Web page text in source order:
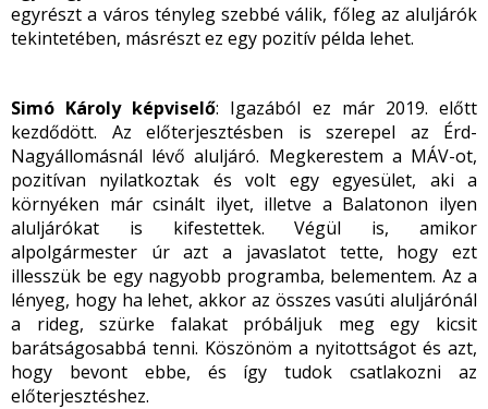
egyrészt a város tényleg szebbé válik, főleg az aluljárók
tekintetében, másrészt ez egy pozitív példa lehet.
Simó Károly képviselő: Igazából ez már 2019. előtt
kezdődött. Az előterjesztésben is szerepel az Érd-
Nagyállomásnál lévő aluljáró. Megkerestem a MÁV-ot,
pozitívan nyilatkoztak és volt egy egyesület, aki a
környéken már csinált ilyet, illetve a Balatonon ilyen
aluljárókat is kifestettek. Végül is, amikor
alpolgármester úr azt a javaslatot tette, hogy ezt
illesszük be egy nagyobb programba, belementem. Az a
lényeg, hogy ha lehet, akkor az összes vasúti aluljárónál
a rideg, szürke falakat próbáljuk meg egy kicsit
barátságosabbá tenni. Köszönöm a nyitottságot és azt,
hogy bevont ebbe, és így tudok csatlakozni az
előterjesztéshez.